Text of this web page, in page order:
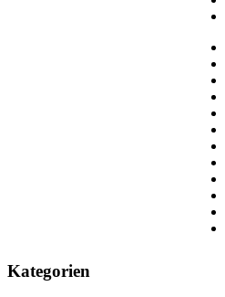
Kategorien